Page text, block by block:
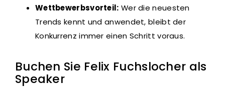
Wettbewerbsvorteil: Wer die neuesten
Trends kennt und anwendet, bleibt der
Konkurrenz immer einen Schritt voraus.
Buchen Sie Felix Fuchslocher als
Speaker